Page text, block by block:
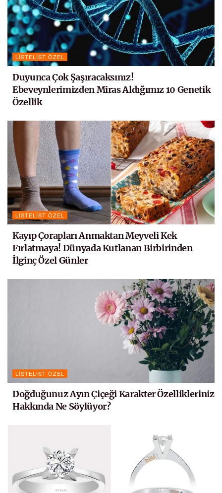
LISTELIST ÖZEL
Duyunca Çok Şaşıracaksınız!
Ebeveynlerimizden Miras Aldığımız 10 Genetik
Özellik
LISTELIST ÖZEL
Kayıp Çorapları Anmaktan Meyveli Kek
Fırlatmaya! Dünyada Kutlanan Birbirinden
İlginç Özel Günler
LISTELIST ÖZEL
Doğduğunuz Ayın Çiçeği Karakter Özellikleriniz
Hakkında Ne Söylüyor?